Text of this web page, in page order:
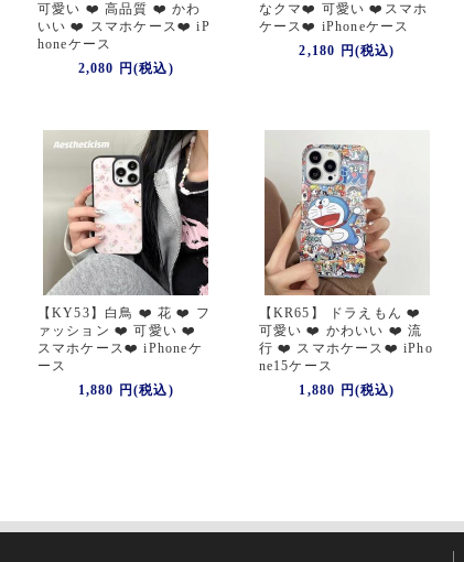
可愛い ❤️ 高品質 ❤️ かわ
いい ❤️ スマホケース❤️ iP
honeケース
2,080 円(税込)
なクマ❤️ 可愛い ❤️スマホ
ケース❤️ iPhoneケース
2,180 円(税込)
【KY53】白鳥 ❤️ 花 ❤️ フ
ァッション ❤️ 可愛い ❤️
スマホケース❤️ iPhoneケ
ース
1,880 円(税込)
【KR65】 ドラえもん ❤️
可愛い ❤️ かわいい ❤️ 流
行 ❤️ スマホケース❤️ iPho
ne15ケース
1,880 円(税込)